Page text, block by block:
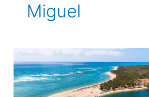
Miguel